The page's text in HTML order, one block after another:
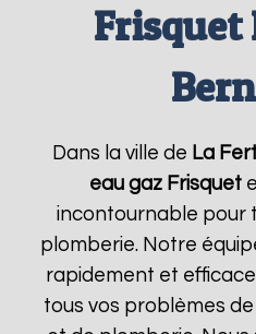
Frisquet
Dans la ville de La
eau gaz Frisquet
incontournable pour
plomberie. Notre
rapidement et
tous vos problèmes